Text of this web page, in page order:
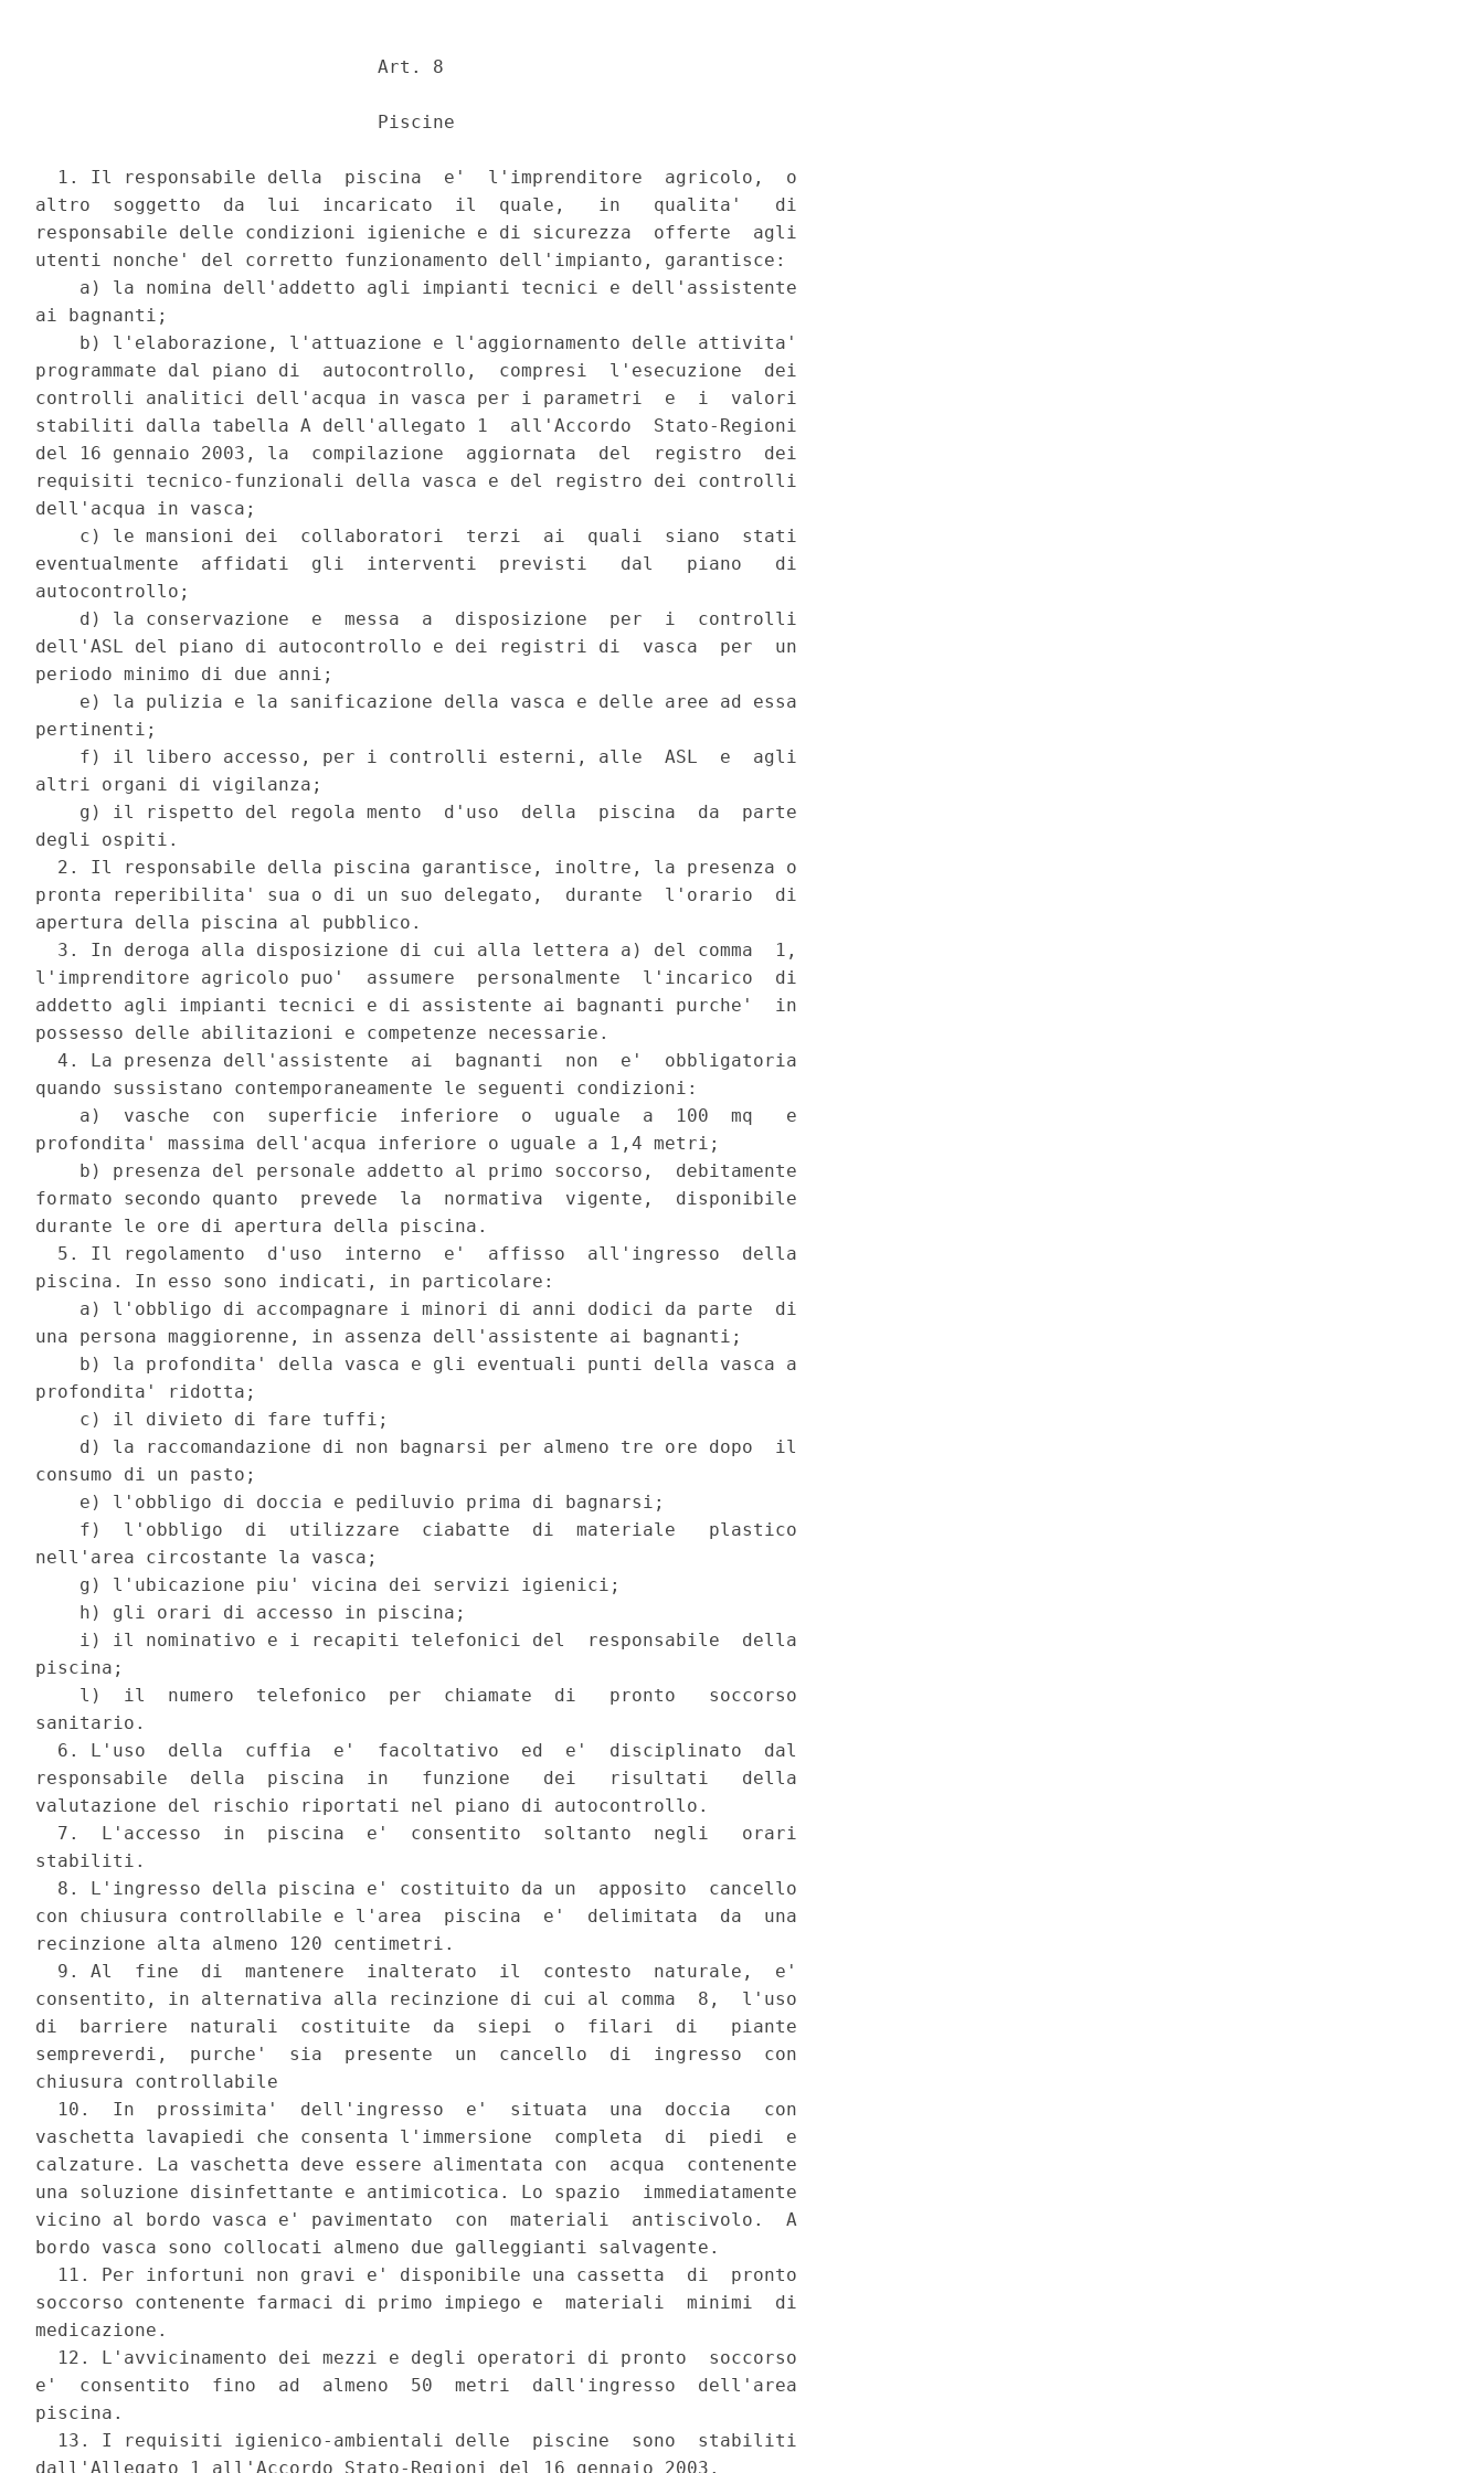
                               Art. 8
                               Piscine
  1. Il responsabile della  piscina  e'  l'imprenditore  agricolo,  o
altro  soggetto  da  lui  incaricato  il  quale,   in   qualita'   di
responsabile delle condizioni igieniche e di sicurezza  offerte  agli
utenti nonche' del corretto funzionamento dell'impianto, garantisce:
    a) la nomina dell'addetto agli impianti tecnici e dell'assistente
ai bagnanti;
    b) l'elaborazione, l'attuazione e l'aggiornamento delle attivita'
programmate dal piano di  autocontrollo,  compresi  l'esecuzione  dei
controlli analitici dell'acqua in vasca per i parametri  e  i  valori
stabiliti dalla tabella A dell'allegato 1  all'Accordo  Stato-Regioni
del 16 gennaio 2003, la  compilazione  aggiornata  del  registro  dei
requisiti tecnico-funzionali della vasca e del registro dei controlli
dell'acqua in vasca;
    c) le mansioni dei  collaboratori  terzi  ai  quali  siano  stati
eventualmente  affidati  gli  interventi  previsti   dal   piano   di
autocontrollo;
    d) la conservazione  e  messa  a  disposizione  per  i  controlli
dell'ASL del piano di autocontrollo e dei registri di  vasca  per  un
periodo minimo di due anni;
    e) la pulizia e la sanificazione della vasca e delle aree ad essa
pertinenti;
    f) il libero accesso, per i controlli esterni, alle  ASL  e  agli
altri organi di vigilanza;
    g) il rispetto del regola mento  d'uso  della  piscina  da  parte
degli ospiti.
  2. Il responsabile della piscina garantisce, inoltre, la presenza o
pronta reperibilita' sua o di un suo delegato,  durante  l'orario  di
apertura della piscina al pubblico.
  3. In deroga alla disposizione di cui alla lettera a) del comma  1,
l'imprenditore agricolo puo'  assumere  personalmente  l'incarico  di
addetto agli impianti tecnici e di assistente ai bagnanti purche'  in
possesso delle abilitazioni e competenze necessarie.
  4. La presenza dell'assistente  ai  bagnanti  non  e'  obbligatoria
quando sussistano contemporaneamente le seguenti condizioni:
    a)  vasche  con  superficie  inferiore  o  uguale  a  100  mq   e
profondita' massima dell'acqua inferiore o uguale a 1,4 metri;
    b) presenza del personale addetto al primo soccorso,  debitamente
formato secondo quanto  prevede  la  normativa  vigente,  disponibile
durante le ore di apertura della piscina.
  5. Il regolamento  d'uso  interno  e'  affisso  all'ingresso  della
piscina. In esso sono indicati, in particolare:
    a) l'obbligo di accompagnare i minori di anni dodici da parte  di
una persona maggiorenne, in assenza dell'assistente ai bagnanti;
    b) la profondita' della vasca e gli eventuali punti della vasca a
profondita' ridotta;
    c) il divieto di fare tuffi;
    d) la raccomandazione di non bagnarsi per almeno tre ore dopo  il
consumo di un pasto;
    e) l'obbligo di doccia e pediluvio prima di bagnarsi;
    f)  l'obbligo  di  utilizzare  ciabatte  di  materiale   plastico
nell'area circostante la vasca;
    g) l'ubicazione piu' vicina dei servizi igienici;
    h) gli orari di accesso in piscina;
    i) il nominativo e i recapiti telefonici del  responsabile  della
piscina;
    l)  il  numero  telefonico  per  chiamate  di   pronto   soccorso
sanitario.
  6. L'uso  della  cuffia  e'  facoltativo  ed  e'  disciplinato  dal
responsabile  della  piscina  in   funzione   dei   risultati   della
valutazione del rischio riportati nel piano di autocontrollo.
  7.  L'accesso  in  piscina  e'  consentito  soltanto  negli   orari
stabiliti.
  8. L'ingresso della piscina e' costituito da un  apposito  cancello
con chiusura controllabile e l'area  piscina  e'  delimitata  da  una
recinzione alta almeno 120 centimetri.
  9. Al  fine  di  mantenere  inalterato  il  contesto  naturale,  e'
consentito, in alternativa alla recinzione di cui al comma  8,  l'uso
di  barriere  naturali  costituite  da  siepi  o  filari  di   piante
sempreverdi,  purche'  sia  presente  un  cancello  di  ingresso  con
chiusura controllabile
  10.  In  prossimita'  dell'ingresso  e'  situata  una  doccia   con
vaschetta lavapiedi che consenta l'immersione  completa  di  piedi  e
calzature. La vaschetta deve essere alimentata con  acqua  contenente
una soluzione disinfettante e antimicotica. Lo spazio  immediatamente
vicino al bordo vasca e' pavimentato  con  materiali  antiscivolo.  A
bordo vasca sono collocati almeno due galleggianti salvagente.
  11. Per infortuni non gravi e' disponibile una cassetta  di  pronto
soccorso contenente farmaci di primo impiego e  materiali  minimi  di
medicazione.
  12. L'avvicinamento dei mezzi e degli operatori di pronto  soccorso
e'  consentito  fino  ad  almeno  50  metri  dall'ingresso  dell'area
piscina.
  13. I requisiti igienico-ambientali delle  piscine  sono  stabiliti